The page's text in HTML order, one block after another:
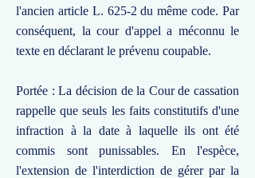
l'ancien article L. 625-2 du même code. Par
conséquent, la cour d'appel a méconnu le
texte en déclarant le prévenu coupable.
Portée : La décision de la Cour de cassation
rappelle que seuls les faits constitutifs d'une
infraction à la date à laquelle ils ont été
commis sont punissables. En l'espèce,
l'extension de l'interdiction de gérer par la